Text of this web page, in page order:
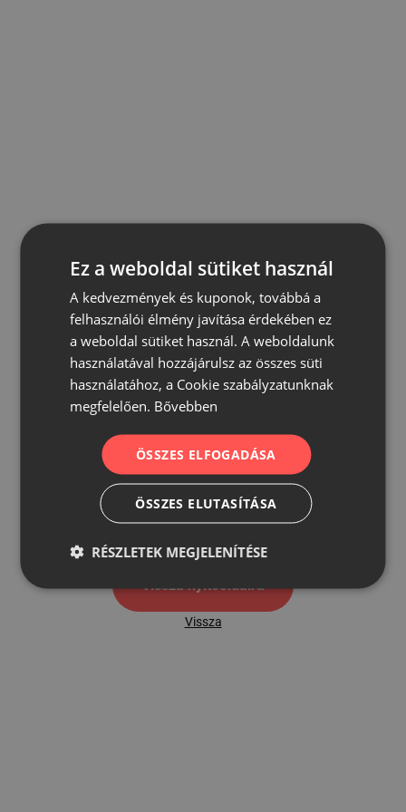
500
Vissza nyítóoldalra
Vissza
Ez a weboldal sütiket használ
A kedvezmények és kuponok, továbbá a
felhasználói élmény javítása érdekében ez
a weboldal sütiket használ. A weboldalunk
használatával hozzájárulsz az összes süti
használatához, a Cookie szabályzatunknak
megfelelően. Bővebben
ÖSSZES ELFOGADÁSA
ÖSSZES ELUTASÍTÁSA
RÉSZLETEK MEGJELENÍTÉSE